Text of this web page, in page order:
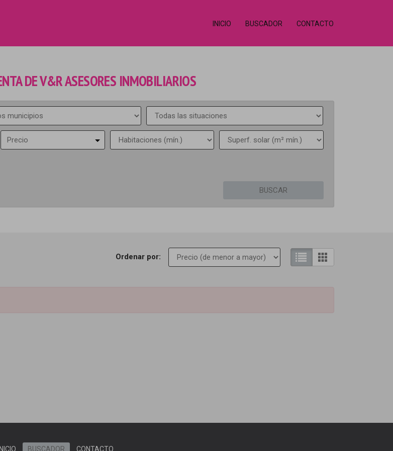
INICIO BUSCADOR CONTACTO
DE V&R ASESORES INMOBILIARIOS
Precio
BUSCAR
Ordenar por:
INICIO BUSCADOR CONTACTO